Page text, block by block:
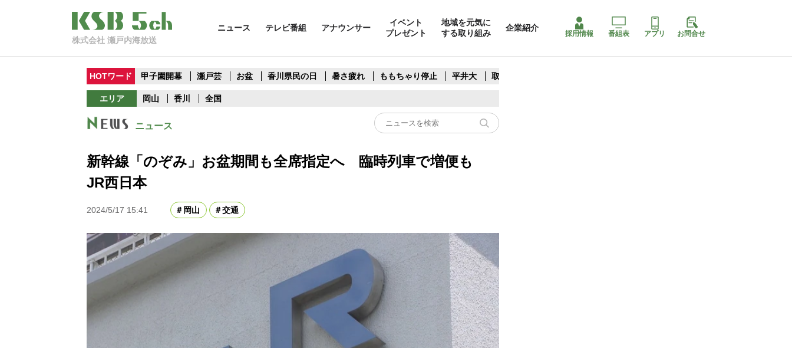
株式会社 瀬戸内海放送
ニュース テレビ番組 アナウンサー
イベント
プレゼント
地域を元気に
する取り組み
企業紹介
採用情報 番組表 アプリ お問合せ
HOTワード 甲子園開幕 瀬戸芸 お盆 香川県民の日 暑さ疲れ ももちゃり停止 平井大 取水制限
エリア 岡山 香川 全国
ニュース
新幹線「のぞみ」お盆期間も全席指定へ 臨時列車で増便も
JR西日本
2024/5/17 15:41 岡山 交通